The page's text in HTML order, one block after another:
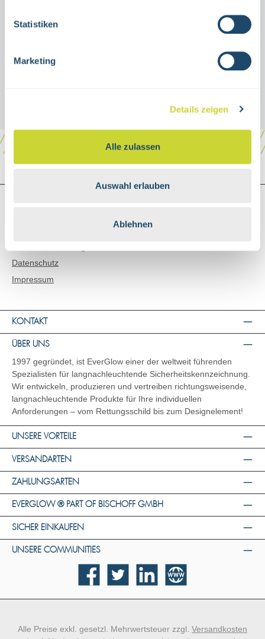
Statistiken
Marketing
Details zeigen
Alle zulassen
Auswahl erlauben
Ablehnen
Nutzung in Innenräumenverschiedene
FolieASR…
Datenschutz
Impressum
KONTAKT
ÜBER UNS
1997 gegründet, ist EverGlow einer der weltweit führenden
Spezialisten für langnachleuchtende Sicherheitskennzeichnung.
Wir entwickeln, produzieren und vertreiben richtungsweisende,
langnachleuchtende Produkte für Ihre individuellen
Anforderungen – vom Rettungsschild bis zum Designelement!
UNSERE VORTEILE
VERSANDARTEN
ZAHLUNGSARTEN
EVERGLOW ® PART OF BISCHOFF GMBH
SICHER EINKAUFEN
UNSERE COMMUNITIES
FacebookTwitter LinkedIn Website
Alle Preise exkl. gesetzl. Mehrwertsteuer zzgl. Versandkosten